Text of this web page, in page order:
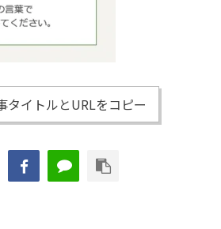
タイトルとURLをコピー